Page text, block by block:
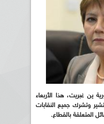
ين غبريت، هذا الأربعاء
وتشرك جميع النقابات
المتعلقة بالقطاع.